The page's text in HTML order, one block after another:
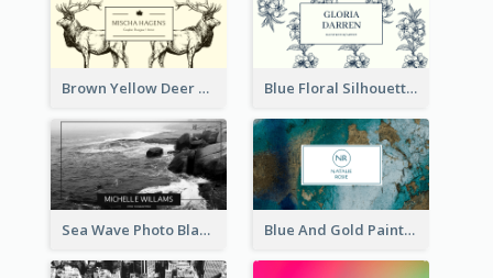
Brown Yellow Deer Silhouette Business Card Blue Floral Silhouette Elegant Business Card
Sea Wave Photo Black And White Business Card Blue And Gold Painting Texture Business Card